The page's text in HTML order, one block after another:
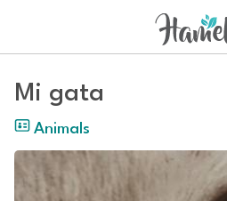
Mi gata
Animals